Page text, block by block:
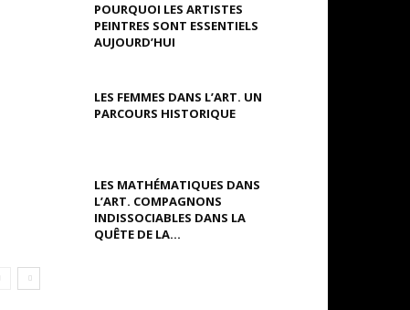
POURQUOI LES ARTISTES
PEINTRES SONT ESSENTIELS
AUJOURD’HUI
LES FEMMES DANS L’ART. UN
PARCOURS HISTORIQUE
LES MATHÉMATIQUES DANS
L’ART. COMPAGNONS
INDISSOCIABLES DANS LA
QUÊTE DE LA...